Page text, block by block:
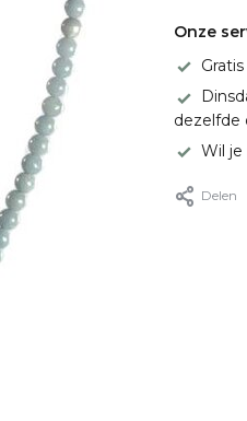
Onze
dezelfde
Wil je
Delen